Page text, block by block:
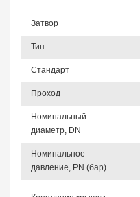
Затвор
Тип
Стандарт
Проход
Номинальный
диаметр, DN
Номинальное
давление, PN (бар)